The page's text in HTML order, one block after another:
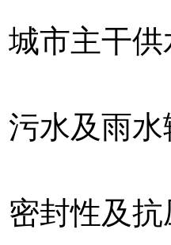
市主干
水及雨
封性及